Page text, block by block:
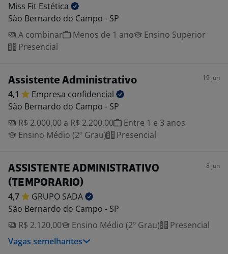
Miss Fit Estética
São Bernardo do Campo - SP
A combinar
Menos de 1 ano
Ensino Superior
Presencial
Assistente Administrativo 19 jun
4,1 Empresa confidencial
São Bernardo do Campo - SP
R$ 2.000,00 a R$ 2.200,00
Entre 1 e 3 anos
Ensino Médio (2º Grau)
Presencial
ASSISTENTE ADMINISTRATIVO
(TEMPORARIO)
8 jun
4,7 GRUPO SADA
São Bernardo do Campo - SP
R$ 2.120,00
Ensino Médio (2º Grau)
Presencial
Vagas semelhantes